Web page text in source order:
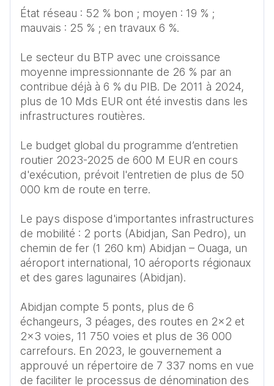
État réseau : 52 % bon ; moyen : 19 % ;
mauvais : 25 % ; en travaux 6 %.
Le secteur du BTP avec une croissance
moyenne impressionnante de 26 % par an
contribue déjà à 6 % du PIB. De 2011 à 2024,
plus de 10 Mds EUR ont été investis dans les
infrastructures routières.
Le budget global du programme d’entretien
routier 2023-2025 de 600 M EUR en cours
d'exécution, prévoit l'entretien de plus de 50
000 km de route en terre.
Le pays dispose d'importantes infrastructures
de mobilité : 2 ports (Abidjan, San Pedro), un
chemin de fer (1 260 km) Abidjan – Ouaga, un
aéroport international, 10 aéroports régionaux
et des gares lagunaires (Abidjan).
Abidjan compte 5 ponts, plus de 6
échangeurs, 3 péages, des routes en 2x2 et
2x3 voies, 11 750 voies et plus de 36 000
carrefours. En 2023, le gouvernement a
approuvé un répertoire de 7 337 noms en vue
de faciliter le processus de dénomination des